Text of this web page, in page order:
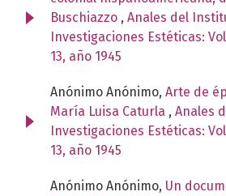
Buschiazzo , Anales del
Investigaciones Estéticas:
13, año 1945
Anónimo Anónimo, Arte de
María Luisa Caturla , Anales
Investigaciones Estéticas:
13, año 1945
Anónimo Anónimo, Un